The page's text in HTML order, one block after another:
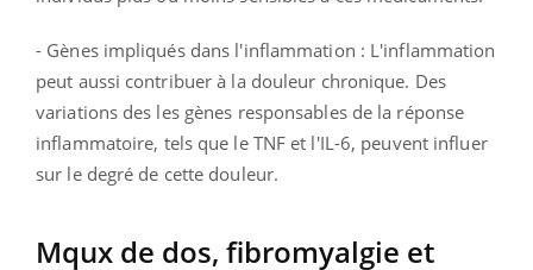
- Gènes impliqués dans l'inflammation : L'inflammation
peut aussi contribuer à la douleur chronique. Des
variations des les gènes responsables de la réponse
inflammatoire, tels que le TNF et l'IL-6, peuvent influer
sur le degré de cette douleur.
Mqux de dos, fibromyalgie et